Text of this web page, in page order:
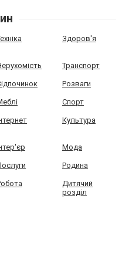
Здоров'я
Транспорт
Розваги
Спорт
Культура
Мода
Родина
Дитячий
розділ